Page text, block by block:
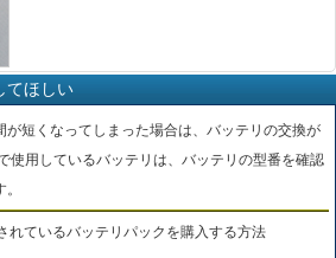
てほしい
が短くなってしまった場合は、バッテリの交換が
使用しているバッテリは、バッテリの型番を確認
れているバッテリパックを購入する方法